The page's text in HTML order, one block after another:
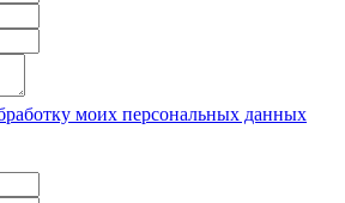
моих персональных данных